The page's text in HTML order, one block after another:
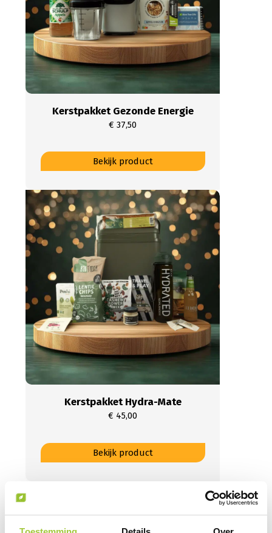
Kerstpakket Gezonde Energie
€ 37,50
Dit
product
meerdere
variaties.
Deze
optie
kan
gekozen
worden
op
de
productpagina
Bekijk product
Kerstpakket Hydra-Mate
€ 45,00
Dit
Deze
Bekijk product